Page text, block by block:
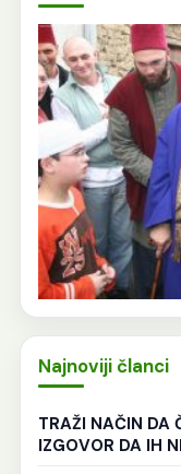
Najnoviji članci
TRAŽI NAČIN DA
IZGOVOR DA IH